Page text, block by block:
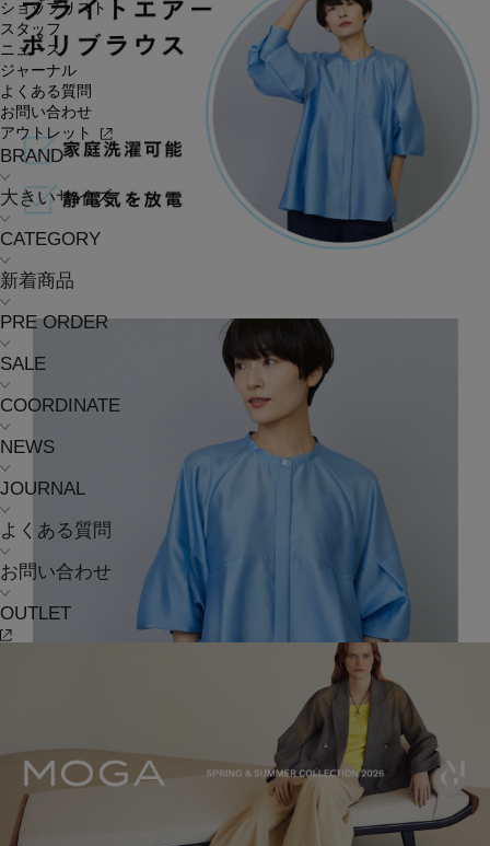
ショップリスト
スタッフ
ニュース
ジャーナル
よくある質問
お問い合わせ
アウトレット
BRAND
大きいサイズ
CATEGORY
新着商品
PRE ORDER
SALE
COORDINATE
NEWS
JOURNAL
よくある質問
お問い合わせ
OUTLET